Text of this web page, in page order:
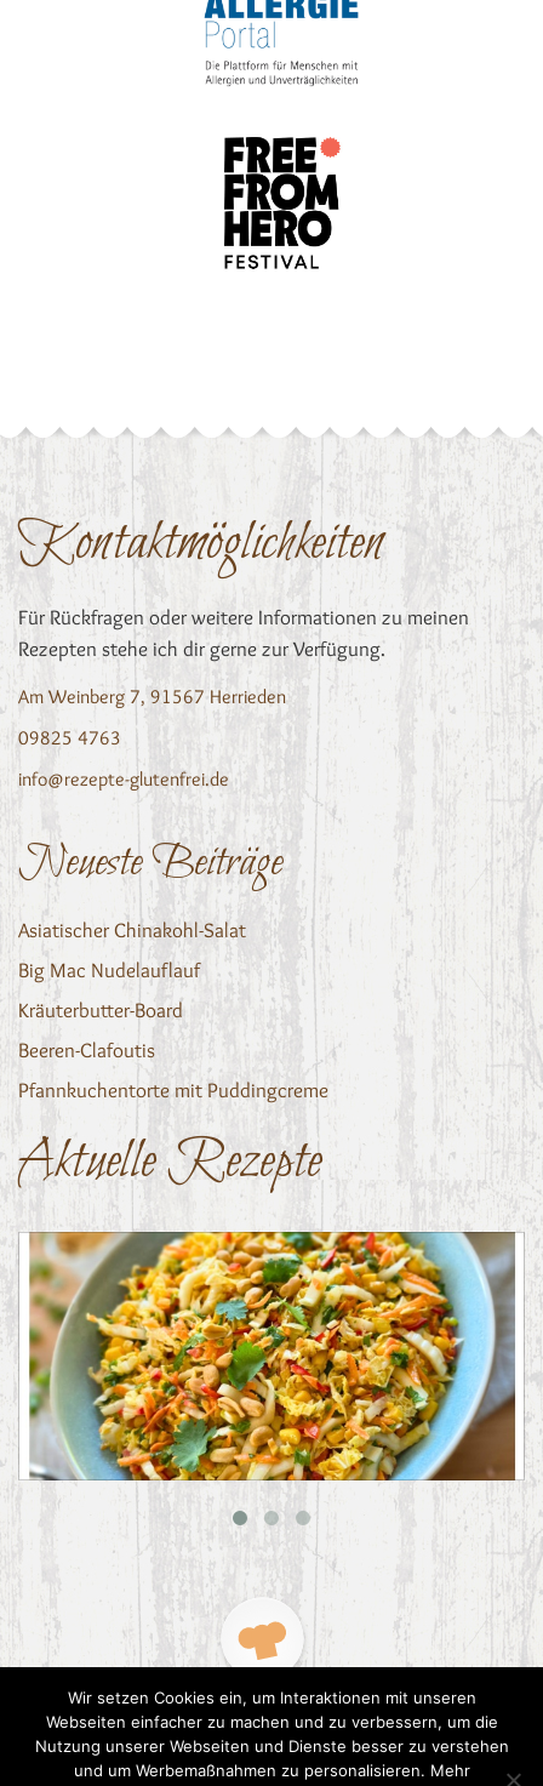
Kontaktmöglichkeiten
Für Rückfragen oder weitere Informationen zu meinen
Rezepten stehe ich dir gerne zur Verfügung.
Am Weinberg 7, 91567 Herrieden
09825 4763
info@rezepte-glutenfrei.de
Neueste Beiträge
Asiatischer Chinakohl-Salat
Big Mac Nudelauflauf
Kräuterbutter-Board
Beeren-Clafoutis
Pfannkuchentorte mit Puddingcreme
Aktuelle Rezepte
Asiatischer Chinakohl-Salat
Wir setzen Cookies ein, um Interaktionen mit unseren
Webseiten einfacher zu machen und zu verbessern, um die
Nutzung unserer Webseiten und Dienste besser zu verstehen
und um Werbemaßnahmen zu personalisieren. Mehr